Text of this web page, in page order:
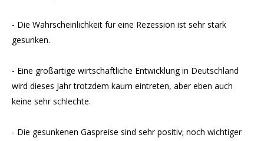
- Die Wahrscheinlichkeit für eine Rezession ist sehr stark
gesunken.
- Eine großartige wirtschaftliche Entwicklung in Deutschland
wird dieses Jahr trotzdem kaum eintreten, aber eben auch
keine sehr schlechte.
- Die gesunkenen Gaspreise sind sehr positiv; noch wichtiger